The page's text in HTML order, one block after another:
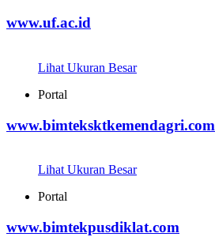
www.uf.ac.id
Lihat Ukuran Besar
Portal
www.bimteksktkemendagri.com
Lihat Ukuran Besar
Portal
www.bimtekpusdiklat.com